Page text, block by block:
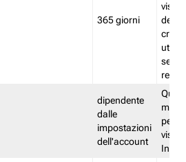
365 giorni
del
dipendente
dalle
impostazioni
dell'account